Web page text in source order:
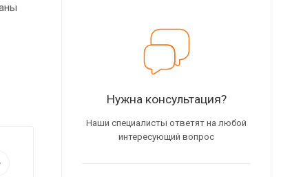
Нужна консультация?
Наши специалисты ответят на любой
интересующий вопрос